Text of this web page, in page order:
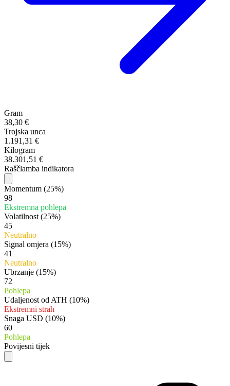
Gram
38,30 €
Trojska unca
1.191,31 €
Kilogram
38.301,51 €
Raščlamba indikatora
Momentum (25%)
98
Ekstremna pohlepa
Volatilnost (25%)
45
Neutralno
Signal omjera (15%)
41
Neutralno
Ubrzanje (15%)
72
Pohlepa
Udaljenost od ATH (10%)
Ekstremni strah
Snaga USD (10%)
60
Pohlepa
Povijesni tijek